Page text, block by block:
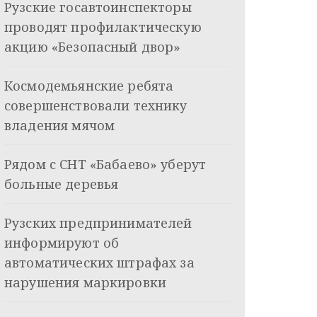
Рузские госавтоинспекторы
проводят профилактическую
акцию «Безопасный двор»
Космодемьянские ребята
совершенствовали технику
владения мячом
Рядом с СНТ «Бабаево» уберут
больные деревья
Рузских предпринимателей
информируют об
автоматических штрафах за
нарушения маркировки